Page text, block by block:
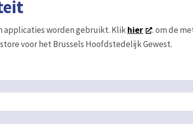
applicaties worden gebruikt. Klikhier
. om de
voor het Brussels Hoofdstedelijk Gewest.